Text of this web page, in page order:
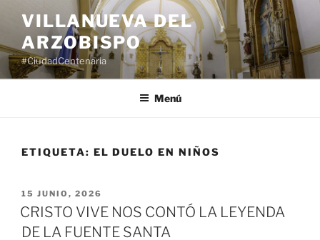
contenido
VILLANUEVA DEL
ARZOBISPO
#CiudadCentenaria
Menú
ETIQUETA: EL DUELO EN NIÑOS
PUBLICADO
EL
15 JUNIO, 2026
CRISTO VIVE NOS CONTÓ LA LEYENDA
DE LA FUENTE SANTA